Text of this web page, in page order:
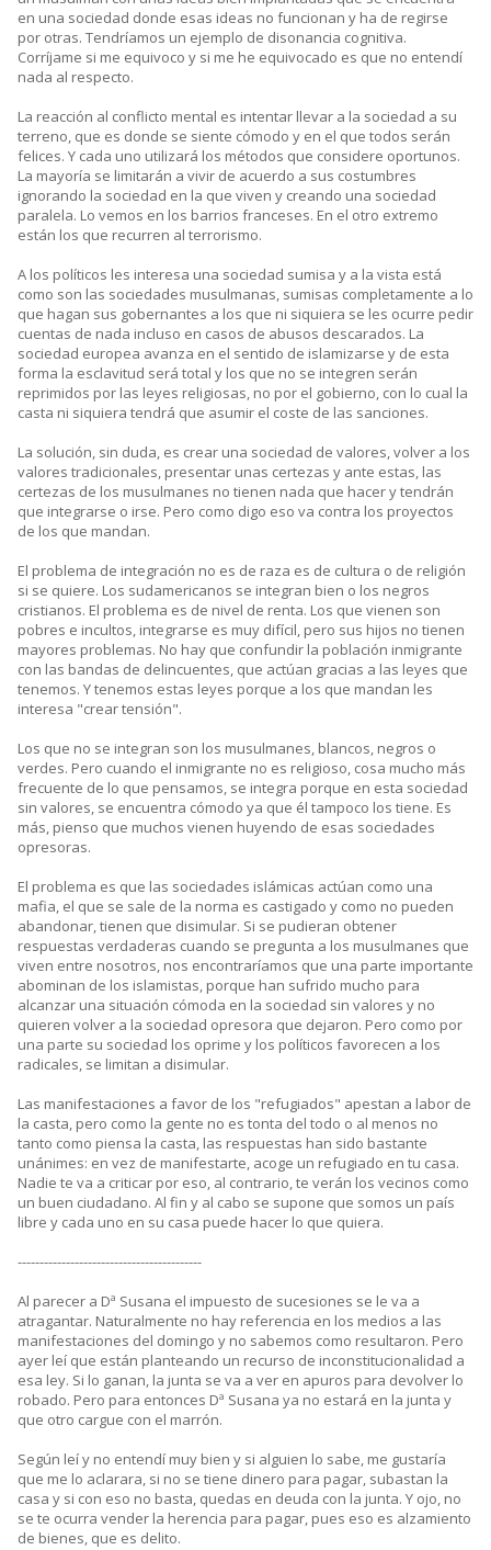
en una sociedad donde esas ideas no funcionan y ha de regirse
por otras. Tendríamos un ejemplo de disonancia cognitiva.
Corríjame si me equivoco y si me he equivocado es que no entendí
nada al respecto.
La reacción al conflicto mental es intentar llevar a la sociedad a su
terreno, que es donde se siente cómodo y en el que todos serán
felices. Y cada uno utilizará los métodos que considere oportunos.
La mayoría se limitarán a vivir de acuerdo a sus costumbres
ignorando la sociedad en la que viven y creando una sociedad
paralela. Lo vemos en los barrios franceses. En el otro extremo
están los que recurren al terrorismo.
A los políticos les interesa una sociedad sumisa y a la vista está
como son las sociedades musulmanas, sumisas completamente a lo
que hagan sus gobernantes a los que ni siquiera se les ocurre pedir
cuentas de nada incluso en casos de abusos descarados. La
sociedad europea avanza en el sentido de islamizarse y de esta
forma la esclavitud será total y los que no se integren serán
reprimidos por las leyes religiosas, no por el gobierno, con lo cual la
casta ni siquiera tendrá que asumir el coste de las sanciones.
La solución, sin duda, es crear una sociedad de valores, volver a los
valores tradicionales, presentar unas certezas y ante estas, las
certezas de los musulmanes no tienen nada que hacer y tendrán
que integrarse o irse. Pero como digo eso va contra los proyectos
de los que mandan.
El problema de integración no es de raza es de cultura o de religión
si se quiere. Los sudamericanos se integran bien o los negros
cristianos. El problema es de nivel de renta. Los que vienen son
pobres e incultos, integrarse es muy difícil, pero sus hijos no tienen
mayores problemas. No hay que confundir la población inmigrante
con las bandas de delincuentes, que actúan gracias a las leyes que
tenemos. Y tenemos estas leyes porque a los que mandan les
interesa "crear tensión".
Los que no se integran son los musulmanes, blancos, negros o
verdes. Pero cuando el inmigrante no es religioso, cosa mucho más
frecuente de lo que pensamos, se integra porque en esta sociedad
sin valores, se encuentra cómodo ya que él tampoco los tiene. Es
más, pienso que muchos vienen huyendo de esas sociedades
opresoras.
El problema es que las sociedades islámicas actúan como una
mafia, el que se sale de la norma es castigado y como no pueden
abandonar, tienen que disimular. Si se pudieran obtener
respuestas verdaderas cuando se pregunta a los musulmanes que
viven entre nosotros, nos encontraríamos que una parte importante
abominan de los islamistas, porque han sufrido mucho para
alcanzar una situación cómoda en la sociedad sin valores y no
quieren volver a la sociedad opresora que dejaron. Pero como por
una parte su sociedad los oprime y los políticos favorecen a los
radicales, se limitan a disimular.
Las manifestaciones a favor de los "refugiados" apestan a labor de
la casta, pero como la gente no es tonta del todo o al menos no
tanto como piensa la casta, las respuestas han sido bastante
unánimes: en vez de manifestarte, acoge un refugiado en tu casa.
Nadie te va a criticar por eso, al contrario, te verán los vecinos como
un buen ciudadano. Al fin y al cabo se supone que somos un país
libre y cada uno en su casa puede hacer lo que quiera.
------------------------------------------
Al parecer a Dª Susana el impuesto de sucesiones se le va a
atragantar. Naturalmente no hay referencia en los medios a las
manifestaciones del domingo y no sabemos como resultaron. Pero
ayer leí que están planteando un recurso de inconstitucionalidad a
esa ley. Si lo ganan, la junta se va a ver en apuros para devolver lo
robado. Pero para entonces Dª Susana ya no estará en la junta y
que otro cargue con el marrón.
Según leí y no entendí muy bien y si alguien lo sabe, me gustaría
que me lo aclarara, si no se tiene dinero para pagar, subastan la
casa y si con eso no basta, quedas en deuda con la junta. Y ojo, no
se te ocurra vender la herencia para pagar, pues eso es alzamiento
de bienes, que es delito.